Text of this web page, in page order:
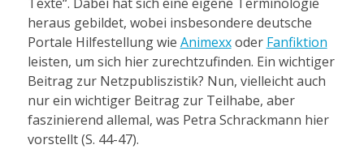
heraus gebildet, wobei insbesondere deutsche
Portale Hilfestellung wie Animexxoder Fanfiktion
leisten, um sich hier zurechtzufinden. Ein wichtiger
Beitrag zur Netzpubliszistik? Nun, vielleicht auch
nur ein wichtiger Beitrag zur Teilhabe, aber
faszinierend allemal, was Petra Schrackmann hier
vorstellt (S. 44-47).